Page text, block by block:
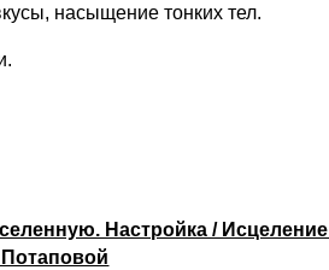
насыщение тонких тел.
Настройка /